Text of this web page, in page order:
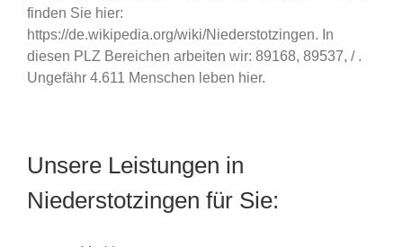
finden Sie hier:
https://de.wikipedia.org/wiki/Niederstotzingen. In
diesen PLZ Bereichen arbeiten wir: 89168, 89537, / .
Ungefähr 4.611 Menschen leben hier.
Unsere Leistungen in
Niederstotzingen für Sie: